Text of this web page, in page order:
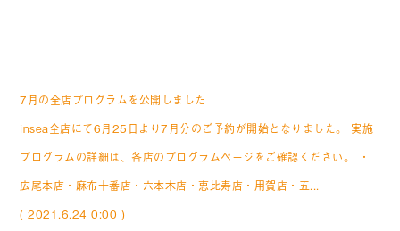
7月の全店プログラムを公開しました
insea全店にて6月25日より7月分のご予約が開始となりました。 実施
プログラムの詳細は、各店のプログラムページをご確認ください。 ・
広尾本店・麻布十番店・六本木店・恵比寿店・用賀店・五...
( 2021.6.24 0:00 )